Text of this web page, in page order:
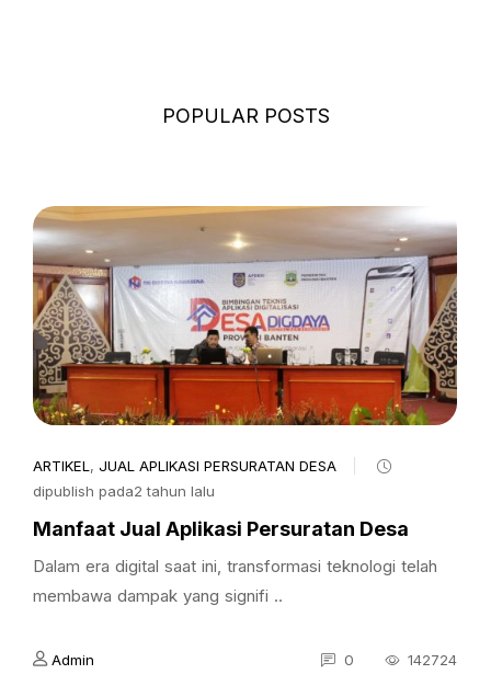
POPULAR POSTS
ARTIKEL , JUAL APLIKASI PERSURATAN DESA
dipublish pada2 tahun lalu
Manfaat Jual Aplikasi Persuratan Desa
Dalam era digital saat ini, transformasi teknologi telah
membawa dampak yang signifi ..
Admin 0 142724